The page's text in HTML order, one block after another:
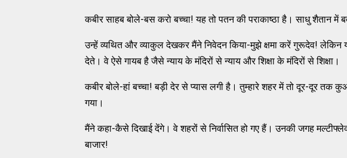
कबीर साहब बोले-बस करो बच्चा! यह तो पतन की पराकाष्ठा है। साधु शैतान में
उन्हें व्यथित और व्याकुल देखकर मैंने निवेदन किया-मुझे क्षमा करें गुरूदेव! लेकिन
देते। वे ऐसे गायब है जैसे न्याय के मंदिरों से न्याय और शिक्षा के मंदिरों से शिक्षा।
कबीर बोले-हां बच्चा! बड़ी देर से प्यास लगी है। तुम्हारे शहर में तो दूर-दूर
गया।
मैंने कहा-कैसे दिखाई देंगे। वे शहरों से निर्वासित हो गए हैं। उनकी जगह
बाजार!